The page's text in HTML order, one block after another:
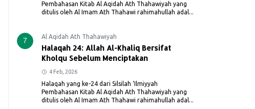
Pembahasan Kitab Al Aqidah Ath Thahawiyah yang
ditulis oleh Al Imam Ath Thahawi rahimahullah adal...
7 Al Aqidah Ath Thahawiyah
Halaqah 24: Allah Al-Khaliq Bersifat
Kholqu Sebelum Menciptakan
4 Feb, 2026
Halaqah yang ke-24 dari Silsilah ‘Ilmiyyah
Pembahasan Kitab Al Aqidah Ath Thahawiyah yang
ditulis oleh Al Imam Ath Thahawi rahimahullah adal...